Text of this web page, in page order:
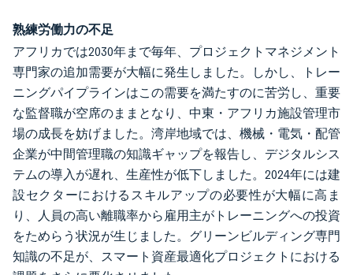
熟練労働力の不足
アフリカでは2030年まで毎年、プロジェクトマネジメント
専門家の追加需要が大幅に発生しました。しかし、トレー
ニングパイプラインはこの需要を満たすのに苦労し、重要
な監督職が空席のままとなり、中東・アフリカ施設管理市
場の成長を妨げました。湾岸地域では、機械・電気・配管
企業が中間管理職の知識ギャップを報告し、デジタルシス
テムの導入が遅れ、生産性が低下しました。2024年には建
設セクターにおけるスキルアップの必要性が大幅に高ま
り、人員の高い離職率から雇用主がトレーニングへの投資
をためらう状況が生じました。グリーンビルディング専門
知識の不足が、スマート資産最適化プロジェクトにおける